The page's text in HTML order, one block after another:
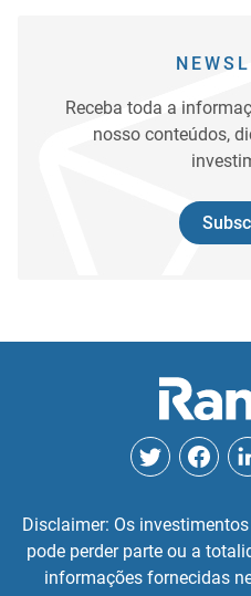
Receba toda a
nosso conteúdos,
Disclaimer: Os
pode perder parte ou a
informações fornecidas